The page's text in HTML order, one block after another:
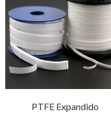
PTFE Expandido